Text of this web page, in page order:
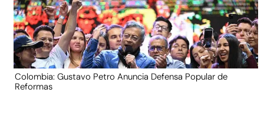
Colombia: Gustavo Petro Anuncia Defensa Popular de
Reformas